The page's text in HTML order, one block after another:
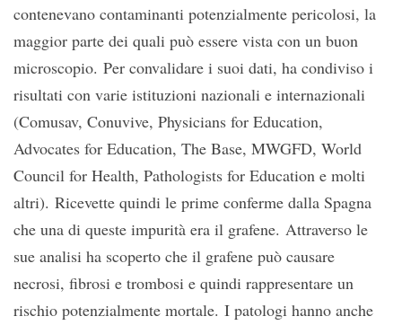
contenevano contaminanti potenzialmente pericolosi, la
maggior parte dei quali può essere vista con un buon
microscopio. Per convalidare i suoi dati, ha condiviso i
risultati con varie istituzioni nazionali e internazionali
(Comusav, Conuvive, Physicians for Education,
Advocates for Education, The Base, MWGFD, World
Council for Health, Pathologists for Education e molti
altri). Ricevette quindi le prime conferme dalla Spagna
che una di queste impurità era il grafene. Attraverso le
sue analisi ha scoperto che il grafene può causare
necrosi, fibrosi e trombosi e quindi rappresentare un
rischio potenzialmente mortale. I patologi hanno anche